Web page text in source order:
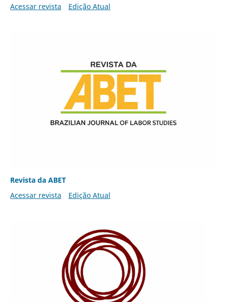
Acessar revista Edição Atual
Revista da ABET
Acessar revista
Edição Atual